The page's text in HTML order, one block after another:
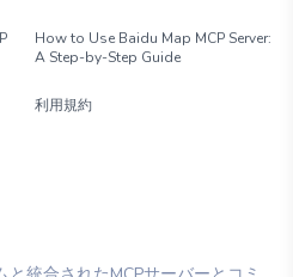
How to Use Baidu Map MCP Server:
A Step-by-Step Guide
利用規約